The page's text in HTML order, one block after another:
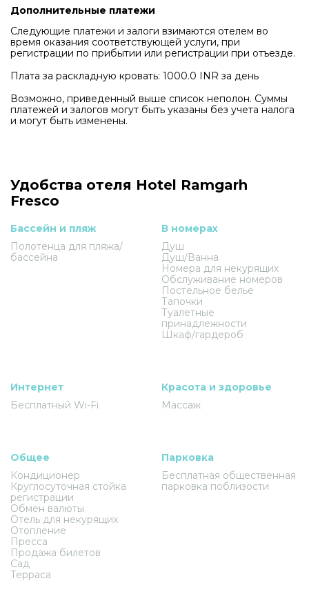
Дополнительные платежи
Следующие платежи и залоги взимаются отелем во
время оказания соответствующей услуги, при
регистрации по прибытии или регистрации при отъезде.
Плата за раскладную кровать: 1000.0 INR за день
Возможно, приведенный выше список неполон. Суммы
платежей и залогов могут быть указаны без учета налога
и могут быть изменены.
Удобства отеля Hotel Ramgarh
Fresco
Бассейн и пляж
Полотенца для пляжа/
бассейна
В номерах
Душ
Душ/Ванна
Номера для некурящих
Обслуживание номеров
Постельное белье
Тапочки
Туалетные
принадлежности
Шкаф/гардероб
Интернет
Бесплатный Wi-Fi
Красота и здоровье
Массаж
Общее
Кондиционер
Круглосуточная стойка
регистрации
Обмен валюты
Отель для некурящих
Отопление
Пресса
Продажа билетов
Сад
Терраса
Парковка
Бесплатная общественная
парковка поблизости